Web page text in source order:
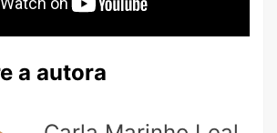
a autora